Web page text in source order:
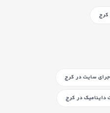
کرج
سایتدر کرج
داینامیکدر کرج